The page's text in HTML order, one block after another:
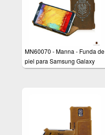
MN60070 - Manna - Funda de
piel para Samsung Galaxy
Note 3 N9000 N9005